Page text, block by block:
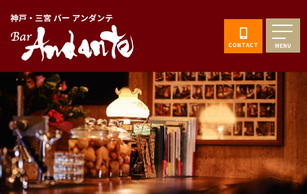
神戸・三宮 バー アンダンテ
CONTACT MENU